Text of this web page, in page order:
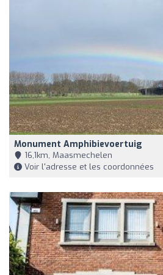
Monument Amphibievoertuig
16,1km, Maasmechelen
Voir l'adresse et les coordonnées